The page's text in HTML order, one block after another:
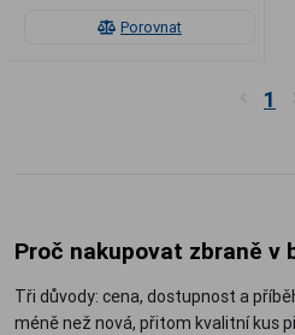
Porovnat
1
Proč nakupovat zbraně v
Tři důvody: cena, dostupnost a
méně než nová, přitom kvalitní kus